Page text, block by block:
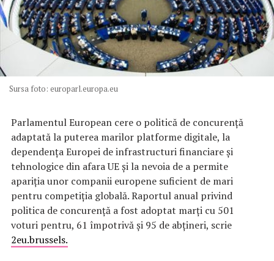
Sursa foto: europarl.europa.eu
Parlamentul European cere o politică de concurență
adaptată la puterea marilor platforme digitale, la
dependența Europei de infrastructuri financiare și
tehnologice din afara UE și la nevoia de a permite
apariția unor companii europene suficient de mari
pentru competiția globală. Raportul anual privind
politica de concurență a fost adoptat marți cu 501
voturi pentru, 61 împotrivă și 95 de abțineri, scrie
2eu.brussels.